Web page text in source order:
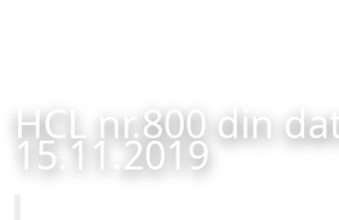
HCL nr.800 din
15.11.2019